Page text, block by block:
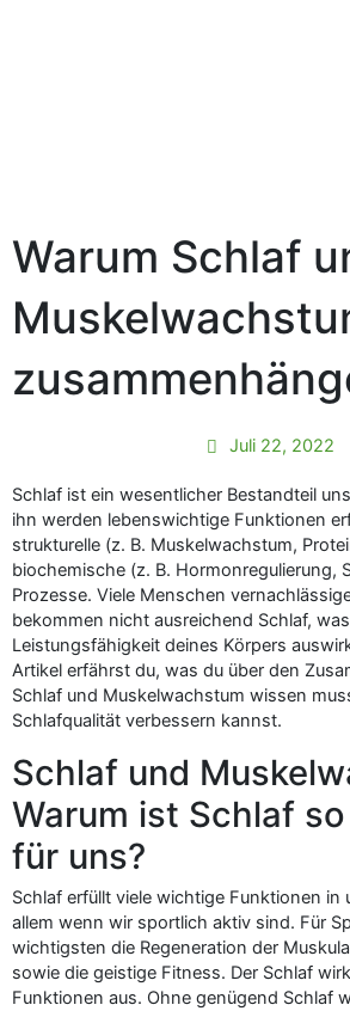
Warum Schlaf
Juli 22, 2022
Schlaf ist ein wesentlicher Bestandteil
ihn werden lebenswichtige Funktionen
strukturelle (z. B. Muskelwachstum,
biochemische (z. B. Hormonregulierung,
Prozesse. Viele Menschen
bekommen nicht ausreichend Schlaf,
Leistungsfähigkeit deines Körpers
Artikel erfährst du, was du über den
Schlaf und Muskelwachstum wissen
Schlafqualität verbessern kannst.
Schlaf und
Warum ist Schlaf
für uns?
Schlaf erfüllt viele wichtige Funktionen in
allem wenn wir sportlich aktiv sind. Für
wichtigsten die Regeneration der
sowie die geistige Fitness. Der Schlaf
Funktionen aus. Ohne genügend Schlaf